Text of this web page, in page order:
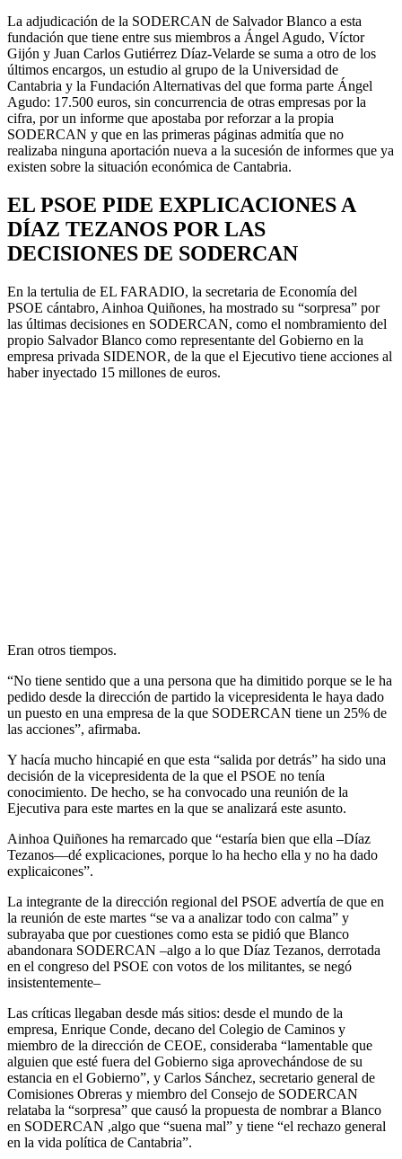
La adjudicación de la SODERCAN de Salvador Blanco a esta
fundación que tiene entre sus miembros a Ángel Agudo, Víctor
Gijón y Juan Carlos Gutiérrez Díaz-Velarde se suma a otro de los
últimos encargos, un estudio al grupo de la Universidad de
Cantabria y la Fundación Alternativas del que forma parte Ángel
Agudo: 17.500 euros, sin concurrencia de otras empresas por la
cifra, por un informe que apostaba por reforzar a la propia
SODERCAN y que en las primeras páginas admitía que no
realizaba ninguna aportación nueva a la sucesión de informes que ya
existen sobre la situación económica de Cantabria.
EL PSOE PIDE EXPLICACIONES A
DÍAZ TEZANOS POR LAS
DECISIONES DE SODERCAN
En la tertulia de EL FARADIO, la secretaria de Economía del
PSOE cántabro, Ainhoa Quiñones, ha mostrado su “sorpresa” por
las últimas decisiones en SODERCAN, como el nombramiento del
propio Salvador Blanco como representante del Gobierno en la
empresa privada SIDENOR, de la que el Ejecutivo tiene acciones al
haber inyectado 15 millones de euros.
Eran otros tiempos.
“No tiene sentido que a una persona que ha dimitido porque se le ha
pedido desde la dirección de partido la vicepresidenta le haya dado
un puesto en una empresa de la que SODERCAN tiene un 25% de
las acciones”, afirmaba.
Y hacía mucho hincapié en que esta “salida por detrás” ha sido una
decisión de la vicepresidenta de la que el PSOE no tenía
conocimiento. De hecho, se ha convocado una reunión de la
Ejecutiva para este martes en la que se analizará este asunto.
Ainhoa Quiñones ha remarcado que “estaría bien que ella –Díaz
Tezanos—dé explicaciones, porque lo ha hecho ella y no ha dado
explicaicones”.
La integrante de la dirección regional del PSOE advertía de que en
la reunión de este martes “se va a analizar todo con calma” y
subrayaba que por cuestiones como esta se pidió que Blanco
abandonara SODERCAN –algo a lo que Díaz Tezanos, derrotada
en el congreso del PSOE con votos de los militantes, se negó
insistentemente–
Las críticas llegaban desde más sitios: desde el mundo de la
empresa, Enrique Conde, decano del Colegio de Caminos y
miembro de la dirección de CEOE, consideraba “lamentable que
alguien que esté fuera del Gobierno siga aprovechándose de su
estancia en el Gobierno”, y Carlos Sánchez, secretario general de
Comisiones Obreras y miembro del Consejo de SODERCAN
relataba la “sorpresa” que causó la propuesta de nombrar a Blanco
en SODERCAN ,algo que “suena mal” y tiene “el rechazo general
en la vida política de Cantabria”.